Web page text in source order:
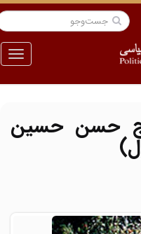
منو
حسن حسین